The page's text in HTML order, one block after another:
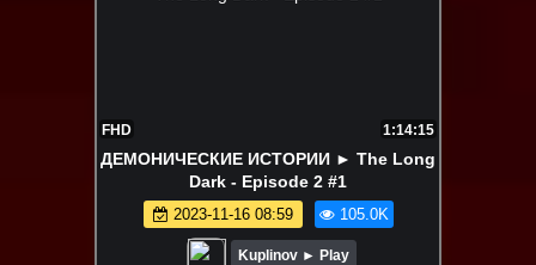
FHD 1:14:15
ДЕМОНИЧЕСКИЕ ИСТОРИИ ► The Long
Dark - Episode 2 #1
2023-11-16 08:59 105.0K
Kuplinov ► Play